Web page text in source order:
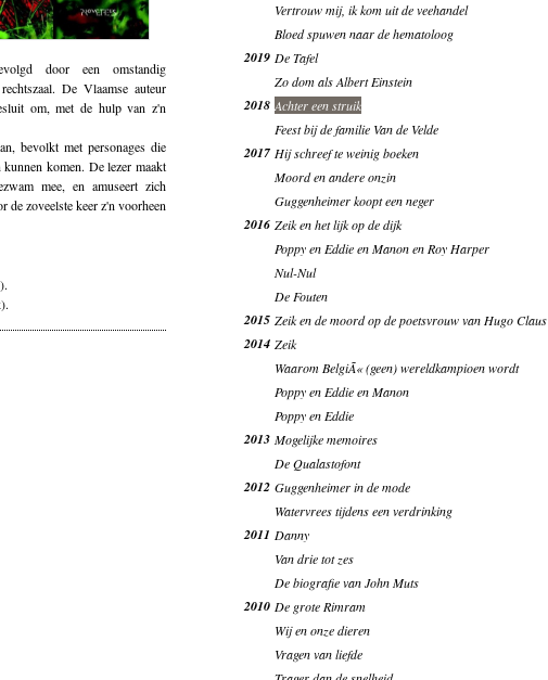
door een omstandig
De Vlaamse auteur
om, met de hulp van z'n
bevolkt met personages die
komen. De lezer maakt
mee, en amuseert zich
de zoveelste keer z'n voorheen
Vertrouw mij, ik kom uit de veehandel
Bloed spuwen naar de hematoloog
2019 De Tafel
Zo dom als Albert Einstein
2018 Achter een struik
Feest bij de familie Van de Velde
2017 Hij schreef te weinig boeken
Moord en andere onzin
Guggenheimer koopt een neger
2016 Zeik en het lijk op de dijk
Poppy en Eddie en Manon en Roy Harper
Nul-Nul
De Fouten
2015 Zeik en de moord op de poetsvrouw van Hugo Claus
2014 Zeik
Waarom BelgiÃ« (geen) wereldkampioen wordt
Poppy en Eddie en Manon
Poppy en Eddie
2013 Mogelijke memoires
De Qualastofont
2012 Guggenheimer in de mode
Watervrees tijdens een verdrinking
2011 Danny
Van drie tot zes
De biografie van John Muts
2010 De grote Rimram
Wij en onze dieren
Vragen van liefde